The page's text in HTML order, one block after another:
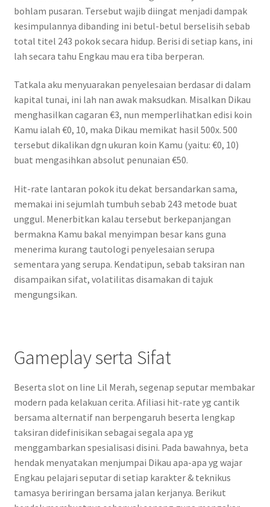
bohlam pusaran. Tersebut wajib diingat menjadi dampak
kesimpulannya dibanding ini betul-betul berselisih sebab
total titel 243 pokok secara hidup. Berisi di setiap kans, ini
lah secara tahu Engkau mau era tiba berperan.
Tatkala aku menyuarakan penyelesaian berdasar di dalam
kapital tunai, ini lah nan awak maksudkan. Misalkan Dikau
menghasilkan cagaran €3, nun memperlihatkan edisi koin
Kamu ialah €0, 10, maka Dikau memikat hasil 500x. 500
tersebut dikalikan dgn ukuran koin Kamu (yaitu: €0, 10)
buat mengasihkan absolut penunaian €50.
Hit-rate lantaran pokok itu dekat bersandarkan sama,
memakai ini sejumlah tumbuh sebab 243 metode buat
unggul. Menerbitkan kalau tersebut berkepanjangan
bermakna Kamu bakal menyimpan besar kans guna
menerima kurang tautologi penyelesaian serupa
sementara yang serupa. Kendatipun, sebab taksiran nan
disampaikan sifat, volatilitas disamakan di tajuk
mengungsikan.
Gameplay serta Sifat
Beserta slot on line Lil Merah, segenap seputar membakar
modern pada kelakuan cerita. Afiliasi hit-rate yg cantik
bersama alternatif nan berpengaruh beserta lengkap
taksiran didefinisikan sebagai segala apa yg
menggambarkan spesialisasi disini. Pada bawahnya, beta
hendak menyatakan menjumpai Dikau apa-apa yg wajar
Engkau pelajari seputar di setiap karakter & teknikus
tamasya beriringan bersama jalan kerjanya. Berikut